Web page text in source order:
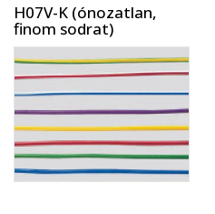
H07V-K (ónozatlan,
finom sodrat)